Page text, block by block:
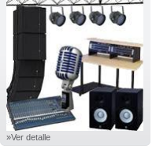
»Ver detalle